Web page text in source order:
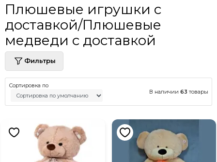
Плюшевые игрушки с
доставкой/Плюшевые
медведи с доставкой
Фильтры
Сортировка по
В наличии 63 товары